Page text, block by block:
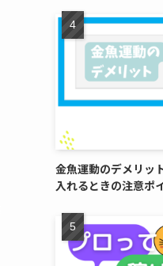
金魚運動のデメリッ
入れるときの注意ポ